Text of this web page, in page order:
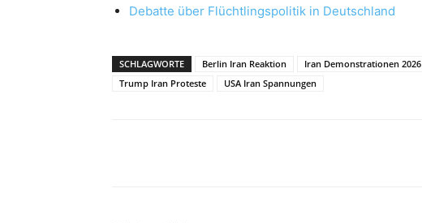
Debatte über Flüchtlingspolitik in Deutschland
SCHLAGWORTE Berlin Iran Reaktion Iran Demonstrationen 2026
Trump Iran Proteste
USA Iran Spannungen